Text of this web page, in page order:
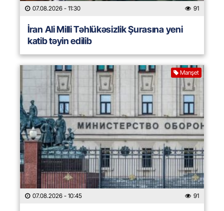
07.08.2026 - 11:30 91
İran Ali Milli Təhlükəsizlik Şurasına yeni
katib təyin edilib
Manşet
07.08.2026 - 10:45 91